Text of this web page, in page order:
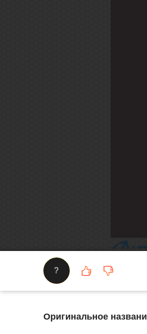
?
Оригинальное